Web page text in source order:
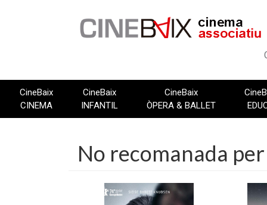
CineBaix
CINEMA
CineBaix
INFANTIL
CineBaix
ÒPERA & BALLET
No recomanada